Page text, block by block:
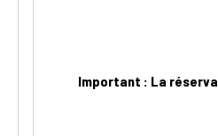
Important : La